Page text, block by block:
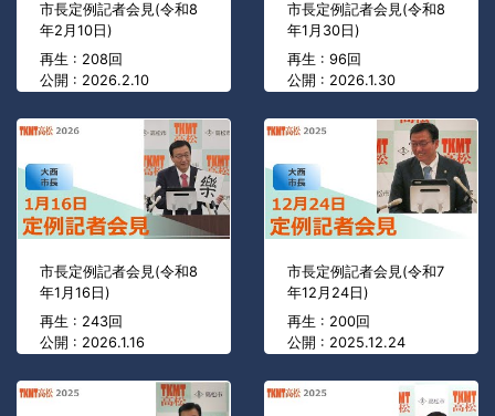
市長定例記者会見(令和8
年2月10日)
再生 : 208回
公開 : 2026.2.10
市長定例記者会見(令和8
年1月30日)
再生 : 96回
公開 : 2026.1.30
市長定例記者会見(令和8
年1月16日)
再生 : 243回
公開 : 2026.1.16
市長定例記者会見(令和7
年12月24日)
再生 : 200回
公開 : 2025.12.24